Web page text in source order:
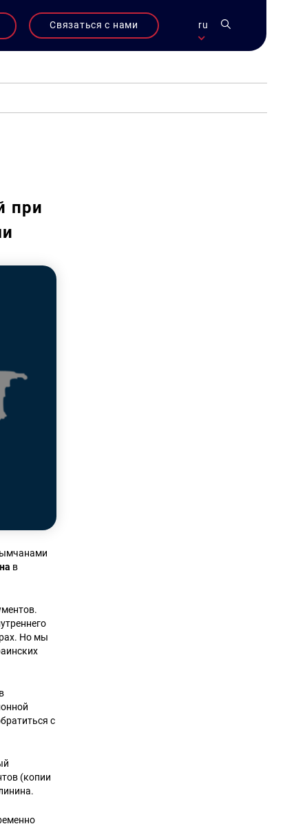
Связаться с нами ru
при
в
Но мы
с
(копии